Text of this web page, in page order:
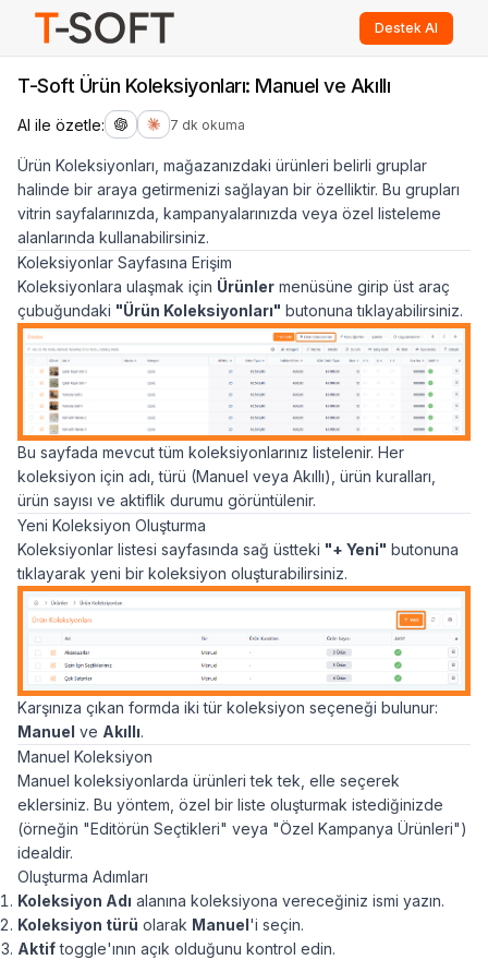
Destek Al
T-Soft Ürün Koleksiyonları: Manuel ve Akıllı
AI ile özetle: 7 dk okuma
Ürün Koleksiyonları, mağazanızdaki ürünleri belirli gruplar
halinde bir araya getirmenizi sağlayan bir özelliktir. Bu grupları
vitrin sayfalarınızda, kampanyalarınızda veya özel listeleme
alanlarında kullanabilirsiniz.
Koleksiyonlar Sayfasına Erişim
Koleksiyonlara ulaşmak için Ürünler menüsüne girip üst araç
çubuğundaki "Ürün Koleksiyonları" butonuna tıklayabilirsiniz.
Bu sayfada mevcut tüm koleksiyonlarınız listelenir. Her
koleksiyon için adı, türü (Manuel veya Akıllı), ürün kuralları,
ürün sayısı ve aktiflik durumu görüntülenir.
Yeni Koleksiyon Oluşturma
Koleksiyonlar listesi sayfasında sağ üstteki "+ Yeni" butonuna
tıklayarak yeni bir koleksiyon oluşturabilirsiniz.
Karşınıza çıkan formda iki tür koleksiyon seçeneği bulunur:
Manuel ve Akıllı.
Manuel Koleksiyon
Manuel koleksiyonlarda ürünleri tek tek, elle seçerek
eklersiniz. Bu yöntem, özel bir liste oluşturmak istediğinizde
(örneğin "Editörün Seçtikleri" veya "Özel Kampanya Ürünleri")
idealdir.
Oluşturma Adımları
Koleksiyon Adı alanına koleksiyona vereceğiniz ismi yazın.
Koleksiyon türü olarak Manuel'i seçin.
Aktiftoggle'ının açık olduğunu kontrol edin.